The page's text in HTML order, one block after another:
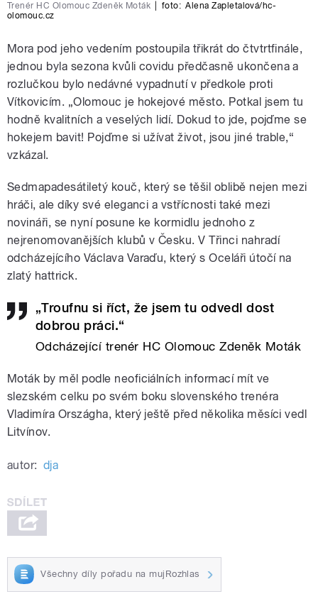
Trenér HC Olomouc Zdeněk Moták foto: Alena Zapletalová/hc-
olomouc.cz
Mora pod jeho vedením postoupila třikrát do čtvtrtfinále,
jednou byla sezona kvůli covidu předčasně ukončena a
rozlučkou bylo nedávné vypadnutí v předkole proti
Vítkovicím. „Olomouc je hokejové město. Potkal jsem tu
hodně kvalitních a veselých lidí. Dokud to jde, pojďme se
hokejem bavit! Pojďme si užívat život, jsou jiné trable,“
vzkázal.
Sedmapadesátiletý kouč, který se těšil oblibě nejen mezi
hráči, ale díky své eleganci a vstřícnosti také mezi
novináři, se nyní posune ke kormidlu jednoho z
nejrenomovanějších klubů v Česku. V Třinci nahradí
odcházejícího Václava Varaďu, který s Oceláři útočí na
zlatý hattrick.
„Troufnu si říct, že jsem tu odvedl dost
dobrou práci.“
Odcházející trenér HC Olomouc Zdeněk Moták
Moták by měl podle neoficiálních informací mít ve
slezském celku po svém boku slovenského trenéra
Vladimíra Országha, který ještě před několika měsíci vedl
Litvínov.
autor: dja
Všechny díly pořadu na mujRozhlas